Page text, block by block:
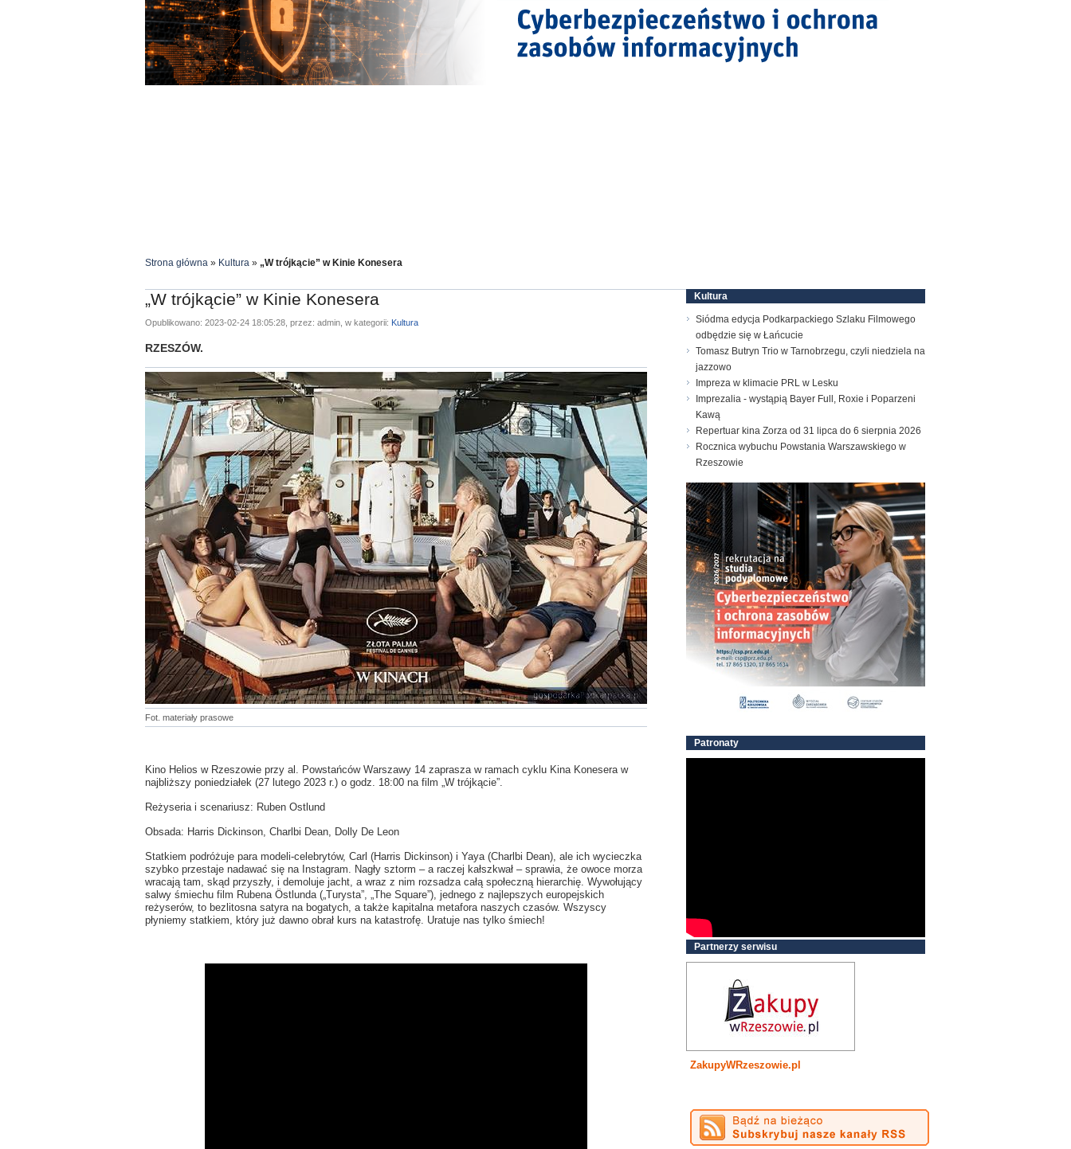
Strona główna » Kultura » „W trójkącie” w Kinie Konesera
„W trójkącie” w Kinie Konesera
Opublikowano: 2023-02-24 18:05:28, przez: admin, w kategorii: Kultura
RZESZÓW.
Fot. materiały prasowe
Kino Helios w Rzeszowie przy al. Powstańców Warszawy 14 zaprasza w ramach cyklu Kina Konesera w
najbliższy poniedziałek (27 lutego 2023 r.) o godz. 18:00 na film „W trójkącie”.
Reżyseria i scenariusz: Ruben Ostlund
Obsada: Harris Dickinson, Charlbi Dean, Dolly De Leon
Statkiem podróżuje para modeli-celebrytów, Carl (Harris Dickinson) i Yaya (Charlbi Dean), ale ich wycieczka
szybko przestaje nadawać się na Instagram. Nagły sztorm – a raczej kałszkwał – sprawia, że owoce morza
wracają tam, skąd przyszły, i demoluje jacht, a wraz z nim rozsadza całą społeczną hierarchię. Wywołujący
salwy śmiechu film Rubena Östlunda („Turysta”, „The Square”), jednego z najlepszych europejskich
reżyserów, to bezlitosna satyra na bogatych, a także kapitalna metafora naszych czasów. Wszyscy
płyniemy statkiem, który już dawno obrał kurs na katastrofę. Uratuje nas tylko śmiech!
Kultura
Siódma edycja Podkarpackiego Szlaku Filmowego
odbędzie się w Łańcucie
Tomasz Butryn Trio w Tarnobrzegu, czyli niedziela na
jazzowo
Impreza w klimacie PRL w Lesku
Imprezalia - wystąpią Bayer Full, Roxie i Poparzeni
Kawą
Repertuar kina Zorza od 31 lipca do 6 sierpnia 2026
Rocznica wybuchu Powstania Warszawskiego w
Rzeszowie
Patronaty
Partnerzy serwisu
ZakupyWRzeszowie.pl